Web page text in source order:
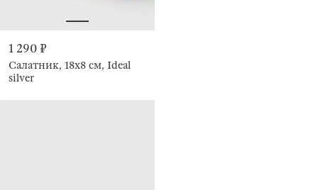
1 290 ₽
Салатник, 18х8 см, Ideal
silver